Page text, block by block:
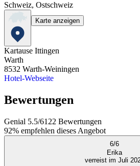
Schweiz, Ostschweiz
Karte anzeigen
Kartause Ittingen
Warth
8532 Warth-Weiningen
Hotel-Webseite
Bewertungen
Genial 5.5/6122 Bewertungen
92% empfehlen dieses Angebot
6/6
Erika
verreist im Juli